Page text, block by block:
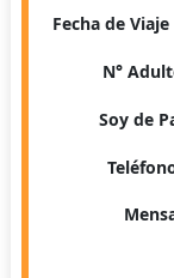
Fecha de Viaje
N°
Soy de